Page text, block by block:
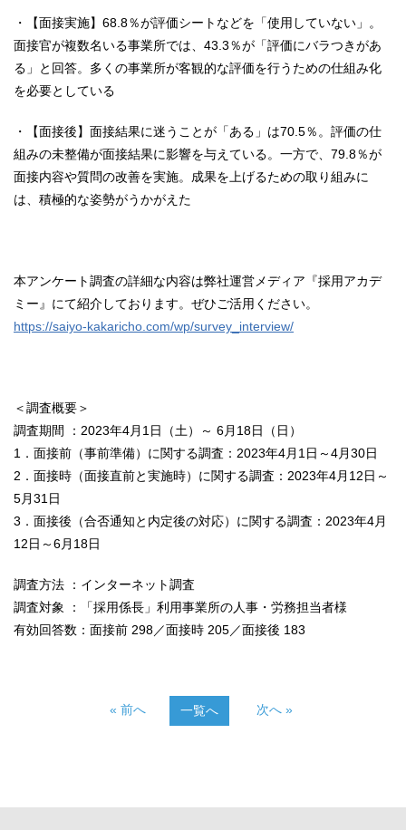
・【面接実施】68.8％が評価シートなどを「使用していない」。
面接官が複数名いる事業所では、43.3％が「評価にバラつきがあ
る」と回答。多くの事業所が客観的な評価を行うための仕組み化
を必要としている
・【面接後】面接結果に迷うことが「ある」は70.5％。評価の仕
組みの未整備が面接結果に影響を与えている。一方で、79.8％が
面接内容や質問の改善を実施。成果を上げるための取り組みに
は、積極的な姿勢がうかがえた
本アンケート調査の詳細な内容は弊社運営メディア『採用アカデ
ミー』にて紹介しております。ぜひご活用ください。
https://saiyo-kakaricho.com/wp/survey_interview/
＜調査概要＞
調査期間 ：2023年4月1日（土）～ 6月18日（日）
1．面接前（事前準備）に関する調査：2023年4月1日～4月30日
2．面接時（面接直前と実施時）に関する調査：2023年4月12日～
5月31日
3．面接後（合否通知と内定後の対応）に関する調査：2023年4月
12日～6月18日
調査方法 ：インターネット調査
調査対象 ：「採用係長」利用事業所の人事・労務担当者様
有効回答数：面接前 298／面接時 205／面接後 183
« 前へ 一覧へ 次へ »